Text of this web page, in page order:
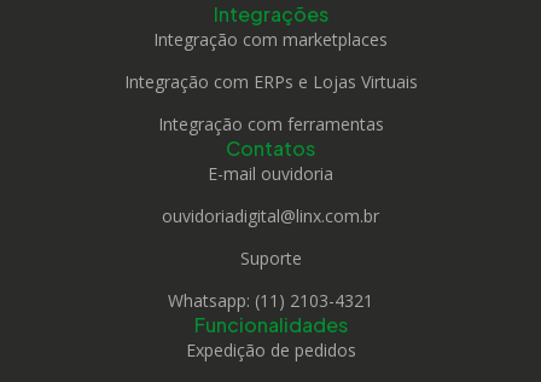
Integrações
Integração com marketplaces
Integração com ERPs e Lojas Virtuais
Integração com ferramentas
Contatos
E-mail ouvidoria
ouvidoriadigital@linx.com.br
Suporte
Whatsapp: (11) 2103-4321
Funcionalidades
Expedição de pedidos